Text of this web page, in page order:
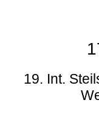
19. Int.